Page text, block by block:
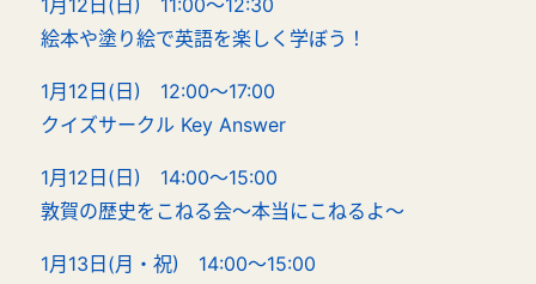
1月12日(日) 11:00～12:30
絵本や塗り絵で英語を楽しく学ぼう！
1月12日(日) 12:00～17:00
クイズサークル Key Answer
1月12日(日) 14:00～15:00
敦賀の歴史をこねる会～本当にこねるよ～
1月13日(月・祝) 14:00～15:00